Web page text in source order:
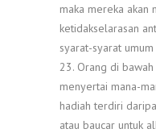
maka mereka akan
ketidakselarasan
syarat-syarat umum
23. Orang di
menyertai mana-
hadiah terdiri
atau baucar untuk